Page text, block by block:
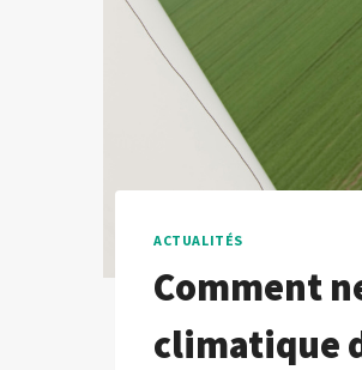
ACTUALITÉS
Comment
climatique